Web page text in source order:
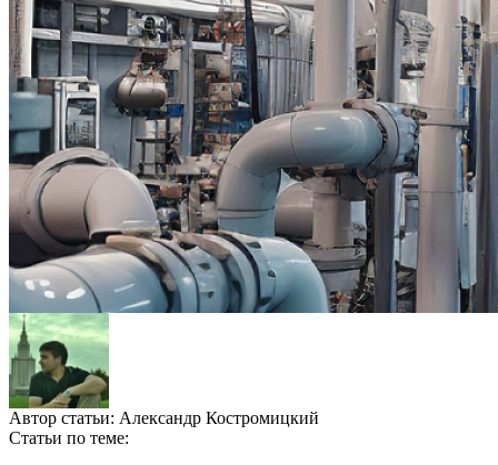
Автор статьи: Александр Костромицкий
Статьи по теме: